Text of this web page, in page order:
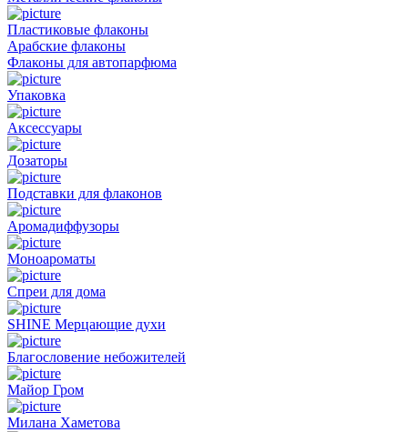
Пластиковые флаконы
Арабские флаконы
Флаконы для автопарфюма
Упаковка
Аксессуары
Дозаторы
Подставки для флаконов
Аромадиффузоры
Моноароматы
Спреи для дома
SHINE Мерцающие духи
Благословение небожителей
Майор Гром
Милана Хаметова